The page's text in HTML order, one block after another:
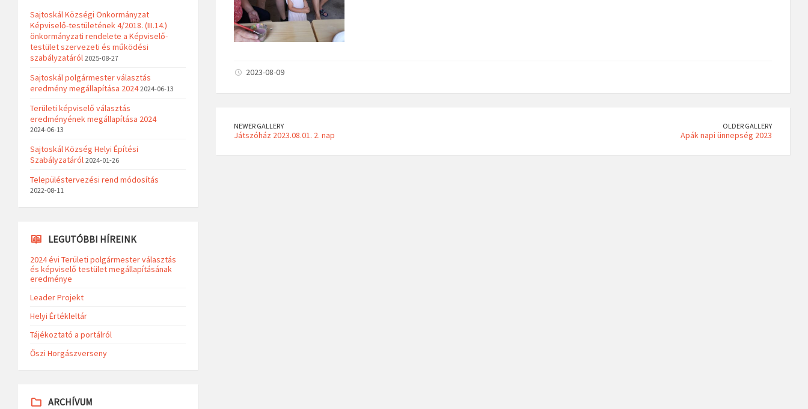
2023-08-09
NEWER GALLERY
Játszóház 2023.08.01. 2. nap
OLDER GALLERY
Apák napi ünnepség 2023
Sajtoskál Községi Önkormányzat
Képviselő-testületének 4/2018. (III.14.)
önkormányzati rendelete a Képviselő-
testület szervezeti és működési
szabályzatáról 2025-08-27
Sajtoskál polgármester választás
eredmény megállapítása 2024 2024-06-13
Területi képviselő választás
eredményének megállapítása 2024
2024-06-13
Sajtoskál Község Helyi Építési
Szabályzatáról 2024-01-26
Településtervezési rend módosítás
2022-08-11
LEGUTÓBBI HÍREINK
2024 évi Területi polgármester választás
és képviselő testület megállapításának
eredménye
Leader Projekt
Helyi Értékleltár
Tájékoztató a portálról
Őszi Horgászverseny
ARCHÍVUM